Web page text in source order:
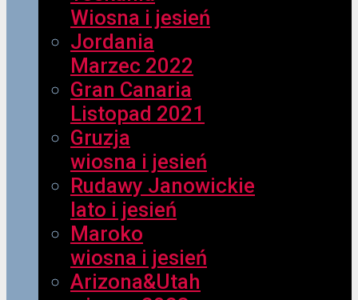
Wiosna i jesień
Jordania
Marzec 2022
Gran Canaria
Listopad 2021
Gruzja
wiosna i jesień
Rudawy Janowickie
lato i jesień
Maroko
wiosna i jesień
Arizona&Utah